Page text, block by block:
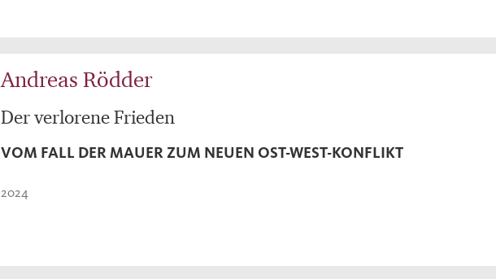
Andreas Rödder
Der verlorene Frieden
VOM FALL DER MAUER ZUM NEUEN OST-WEST-KONFLIKT
2024